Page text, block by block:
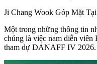
Ji Chang Wook Góp Mặt
Một trong những thông tin
chúng là việc nam diễn viên
tham dự DANAFF IV 2026.